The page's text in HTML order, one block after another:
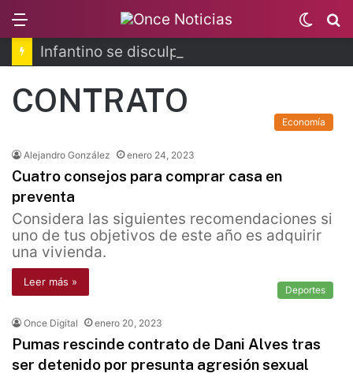
Switch
skin
CONTRATO
Economía
Alejandro González enero 24, 2023
Cuatro consejos para comprar casa en
preventa
Considera las siguientes recomendaciones si
uno de tus objetivos de este año es adquirir
una vivienda.
Leer más »
Deportes
Once Digital enero 20, 2023
Pumas rescinde contrato de Dani Alves tras
ser detenido por presunta agresión sexual